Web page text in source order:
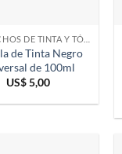
de Tinta Negro
de 100ml
US$5,00